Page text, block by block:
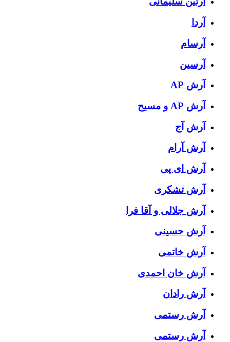
آردا
آرسام
آرسین
آرش AP
آرش AP و مسیح
آرش آج
آرش آرام
آرش ای پی
آرش تشکری
آرش جلالی و آقا فرا
آرش حسینی
آرش خاتمی
آرش خان احمدی
آرش رادان
آرش رستمى
آرش رستمی